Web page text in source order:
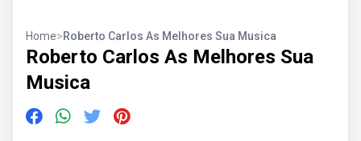
Home>Roberto Carlos As Melhores Sua Musica
Roberto Carlos As Melhores Sua
Musica